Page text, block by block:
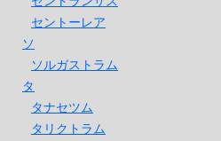
セントーレア
ソ
ソルガストラム
タ
タナセツム
タリクトラム